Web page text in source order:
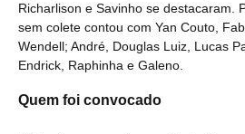
Richarlison e Savinho se destacaram.
sem colete contou com Yan Couto,
Wendell; André, Douglas Luiz, Lucas
Endrick, Raphinha e Galeno.
Quem foi convocado